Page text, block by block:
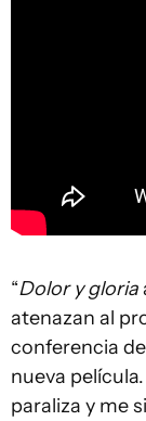
“Dolor y gloria
atenazan al
conferencia
nueva
paraliza y me